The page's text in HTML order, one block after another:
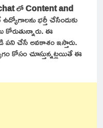
లోContent and
భర్తీ చేసేందుకు
కోరుతున్నారు. ఈ
పని చేసే అవకాశం ఇస్తారు.
కోసం చూస్తున్నట్లయితే ఈ